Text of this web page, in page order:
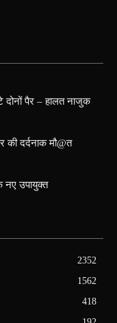
दोनों पैर – हालत नाजुक
दर्दनाक मौ@त
नए उपायुक्त
2352
1562
418